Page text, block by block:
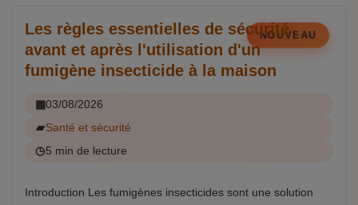
NOUVEAU
Les règles essentielles de sécurité
avant et après l'utilisation d'un
fumigène insecticide à la maison
03/08/2026
Santé et sécurité
5 min de lecture
Introduction Les fumigènes insecticides sont une solution